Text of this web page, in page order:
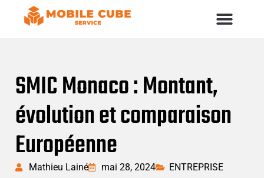
SMIC Monaco : Montant,
évolution et comparaison
Européenne
Mathieu Lainé mai 28, 2024 ENTREPRISE